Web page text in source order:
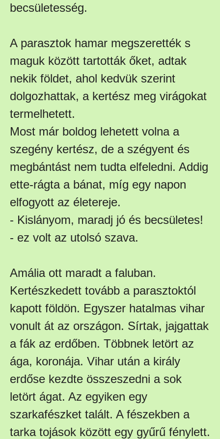
becsületesség.
A parasztok hamar megszerették s
maguk között tartották őket, adtak
nekik földet, ahol kedvük szerint
dolgozhattak, a kertész meg virágokat
termelhetett.
Most már boldog lehetett volna a
szegény kertész, de a szégyent és
megbántást nem tudta elfeledni. Addig
ette-rágta a bánat, míg egy napon
elfogyott az életereje.
- Kislányom, maradj jó és becsületes!
- ez volt az utolsó szava.
Amália ott maradt a faluban.
Kertészkedett tovább a parasztoktól
kapott földön. Egyszer hatalmas vihar
vonult át az országon. Sírtak, jajgattak
a fák az erdőben. Többnek letört az
ága, koronája. Vihar után a király
erdőse kezdte összeszedni a sok
letört ágat. Az egyiken egy
szarkafészket talált. A fészekben a
tarka tojások között egy gyűrű fénylett.